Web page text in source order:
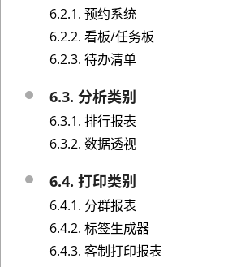
6.2.1. 预约系统
6.2.2. 看板/任务板
6.2.3. 待办清单
6.3. 分析类别
6.3.1. 排行报表
6.3.2. 数据透视
6.4. 打印类别
6.4.1. 分群报表
6.4.2. 标签生成器
6.4.3. 客制打印报表